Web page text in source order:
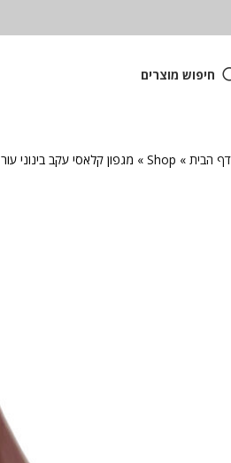
חיפוש מוצרים
דף הבית »
Shop
» מגפון קלאסי עקב בינוני עור